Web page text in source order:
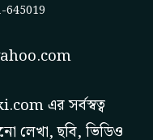
645019
এর সর্বস্বত্ব
লেখা, ছবি, ভিডিও